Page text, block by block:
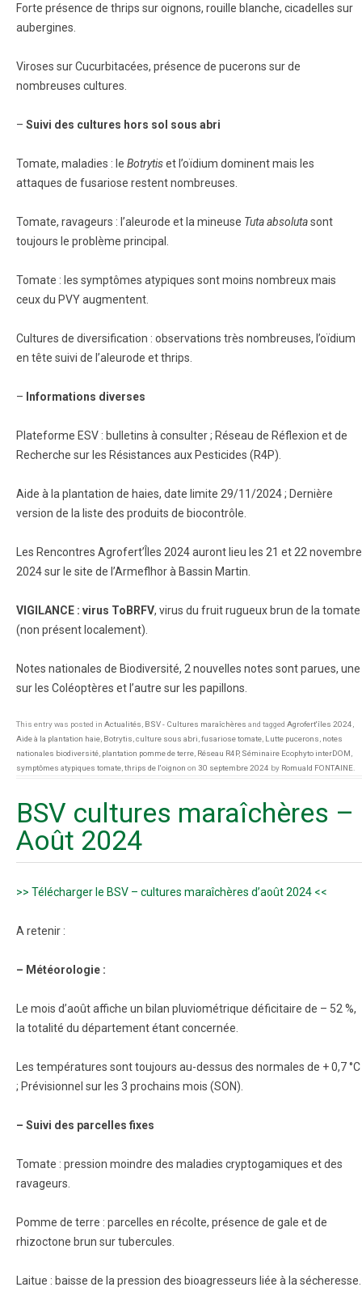
Forte présence de thrips sur oignons, rouille blanche, cicadelles sur
aubergines.
Viroses sur Cucurbitacées, présence de pucerons sur de
nombreuses cultures.
– Suivi des cultures hors sol sous abri
Tomate, maladies : le Botrytiset l’oïdium dominent mais les
attaques de fusariose restent nombreuses.
Tomate, ravageurs : l’aleurode et la mineuse Tuta absolutasont
toujours le problème principal.
Tomate : les symptômes atypiques sont moins nombreux mais
ceux du PVY augmentent.
Cultures de diversification : observations très nombreuses, l’oïdium
en tête suivi de l’aleurode et thrips.
– Informations diverses
Plateforme ESV : bulletins à consulter ; Réseau de Réflexion et de
Recherche sur les Résistances aux Pesticides (R4P).
Aide à la plantation de haies, date limite 29/11/2024 ; Dernière
version de la liste des produits de biocontrôle.
Les Rencontres Agrofert’Îles 2024 auront lieu les 21 et 22 novembre
2024 sur le site de l’Armeflhor à Bassin Martin.
VIGILANCE : virus ToBRFV, virus du fruit rugueux brun de la tomate
(non présent localement).
Notes nationales de Biodiversité, 2 nouvelles notes sont parues, une
sur les Coléoptères et l’autre sur les papillons.
This entry was posted in Actualités BSV - Cultures maraîchères and tagged Agrofert'îles 2024
Aide à la plantation haie Botrytis culture sous abri fusariose tomate Lutte pucerons notes
nationales biodiversité plantation pomme de terre Réseau R4P, Séminaire Ecophyto interDOM
symptômes atypiques tomate thrips de l'oignon on 30 septembre 2024 by Romuald FONTAINE
BSV cultures maraîchères –
Août 2024
>> Télécharger le BSV – cultures maraîchères d’août 2024 <<
A retenir :
– Météorologie :
Le mois d’août affiche un bilan pluviométrique déficitaire de – 52 %,
la totalité du département étant concernée.
Les températures sont toujours au-dessus des normales de + 0,7 °C
; Prévisionnel sur les 3 prochains mois (SON).
– Suivi des parcelles fixes
Tomate : pression moindre des maladies cryptogamiques et des
ravageurs.
Pomme de terre : parcelles en récolte, présence de gale et de
rhizoctone brun sur tubercules.
Laitue : baisse de la pression des bioagresseurs liée à la sécheresse.